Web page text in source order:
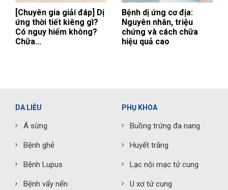
[Chuyên gia giải đáp] Dị
ứng thời tiết kiêng gì?
Có nguy hiểm không?
Chữa...
Bệnh dị ứng cơ địa:
Nguyên nhân, triệu
chứng và cách chữa
hiệu quả cao
DA LIỄU
Á sừng
Bệnh ghẻ
Bệnh Lupus
Bệnh vẩy nến
PHỤ KHOA
Buồng trứng đa nang
Huyết trắng
Lạc nội mạc tử cung
U xơ tử cung